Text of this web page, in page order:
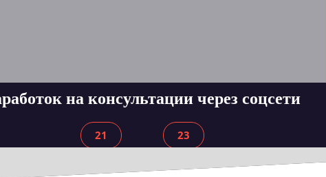
на консультации через соцсети
21 23